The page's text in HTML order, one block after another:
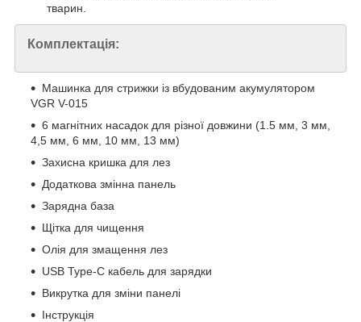
тварин.
Комплектація:
Машинка для стрижки із вбудованим акумулятором
VGR V-015
6 магнітних насадок для різної довжини (1.5 мм, 3 мм,
4,5 мм, 6 мм, 10 мм, 13 мм)
Захисна кришка для лез
Додаткова змінна панель
Зарядна база
Щітка для чищення
Олія для змащення лез
USB Type-C кабель для зарядки
Викрутка для зміни панелі
Інструкція